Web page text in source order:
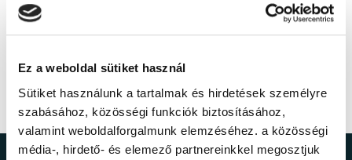
Ez a weboldal sütiket használ
Sütiket használunk a tartalmak és hirdetések személyre
szabásához, közösségi funkciók biztosításához,
valamint weboldalforgalmunk elemzéséhez. a közösségi
média-, hirdető- és elemező partnereinkkel megosztjuk
Képző Központ Kft. partnerünk szervezi.